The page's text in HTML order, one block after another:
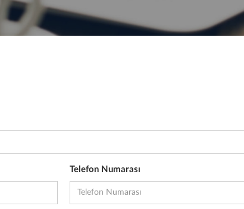
Telefon Numarası